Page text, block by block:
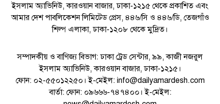
ইসলাম অ্যাভিনিউ, কারওয়ান বাজার, ঢাকা-১২১৫ থেকে প্রকাশিত এবং
আমার দেশ পাবলিকেশন লিমিটেড প্রেস, ৪৪৬/সি ও ৪৪৬/ডি, তেজগাঁও
শিল্প এলাকা, ঢাকা-১২০৮ থেকে মুদ্রিত।
সম্পাদকীয় ও বাণিজ্য বিভাগ: ঢাকা ট্রেড সেন্টার, ৯৯, কাজী নজরুল
ইসলাম অ্যাভিনিউ, কারওয়ান বাজার, ঢাকা-১২১৫।
ফোন: ০২-৫৫০১২২৫০। ই-মেইল: info@dailyamardesh.com
বার্তা: ফোন: ০৯৬৬৬-৭৪৭৪০০। ই-মেইল: